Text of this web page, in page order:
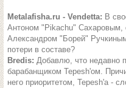
Metalafisha.ru - Vendetta: В
Антоном "Pikachu" Сахаровым,
Александром "Борей"
потери в составе?
Bredis: Добавлю, что недавно
барабанщиком Tepesh'ом.
него приоритетом, Tepesh'а -